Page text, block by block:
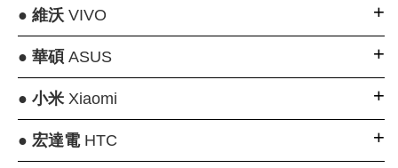
● 維沃VIVO
● 華碩ASUS
● 小米Xiaomi
● 宏達電HTC